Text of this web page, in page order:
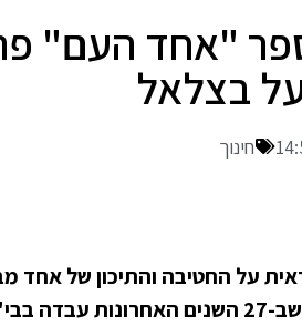
"אחד העם"
בצלאל
חינוך
על החטיבה והתיכון של אחד
תקווה. בר, מורה לביולוגיה, שב-27 השנים